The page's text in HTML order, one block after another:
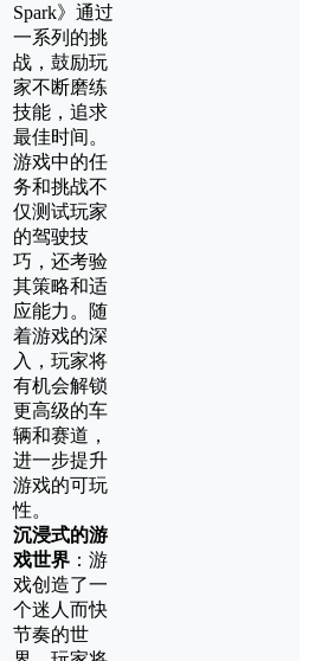
Spark》通过
一系列的挑
战，鼓励玩
家不断磨练
技能，追求
最佳时间。
游戏中的任
务和挑战不
仅测试玩家
的驾驶技
巧，还考验
其策略和适
应能力。随
着游戏的深
入，玩家将
有机会解锁
更高级的车
辆和赛道，
进一步提升
游戏的可玩
性。
沉浸式的游
戏世界 ：游
戏创造了一
个迷人而快
节奏的世